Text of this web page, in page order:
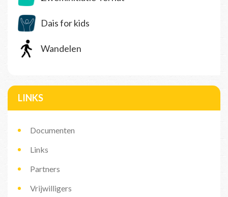
Dais for kids
Wandelen
LINKS
Documenten
Links
Partners
Vrijwilligers